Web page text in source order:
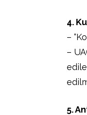
4.
–
–
5.